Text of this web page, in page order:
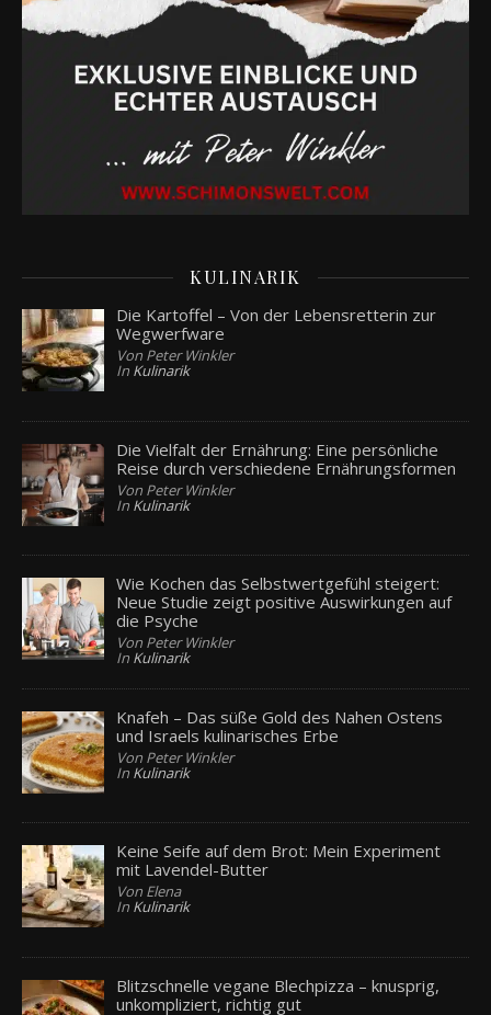
KULINARIK
Die Kartoffel – Von der Lebensretterin zur
Wegwerfware
Von Peter Winkler
In Kulinarik
Die Vielfalt der Ernährung: Eine persönliche
Reise durch verschiedene Ernährungsformen
Von Peter Winkler
In Kulinarik
Wie Kochen das Selbstwertgefühl steigert:
Neue Studie zeigt positive Auswirkungen auf
die Psyche
Von Peter Winkler
In Kulinarik
Knafeh – Das süße Gold des Nahen Ostens
und Israels kulinarisches Erbe
Von Peter Winkler
In Kulinarik
Keine Seife auf dem Brot: Mein Experiment
mit Lavendel-Butter
Von Elena
In Kulinarik
Blitzschnelle vegane Blechpizza – knusprig,
unkompliziert, richtig gut